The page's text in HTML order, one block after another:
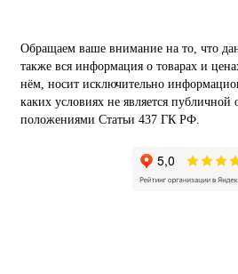
Обращаем ваше внимание на то, что
также вся информация о товарах и
нём, носит исключительно
каких условиях не является публичной
положениями Статьи 437 ГК РФ.